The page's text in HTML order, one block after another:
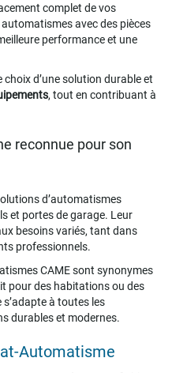
complet de vos
avec des pièces
performance et une
d’une solution durable et
, tout en contribuant à
reconnue pour son
d’automatismes
et portes de garage. Leur
besoins variés, tant dans
professionnels.
CAME sont synonymes
pour des habitations ou des
à toutes les
durables et modernes.
Automatisme